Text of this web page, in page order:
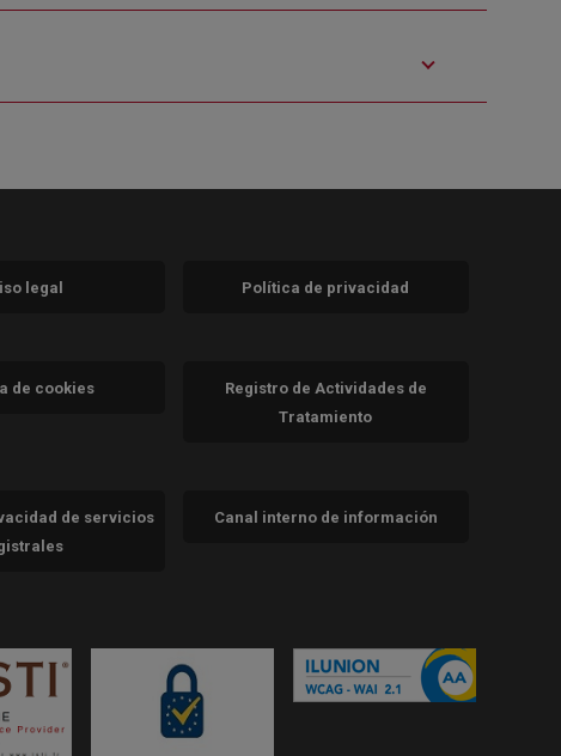
nueva)
legal Política de privacidad
de cookies
Registro de Actividades de
Tratamiento
de servicios
Canal interno de información